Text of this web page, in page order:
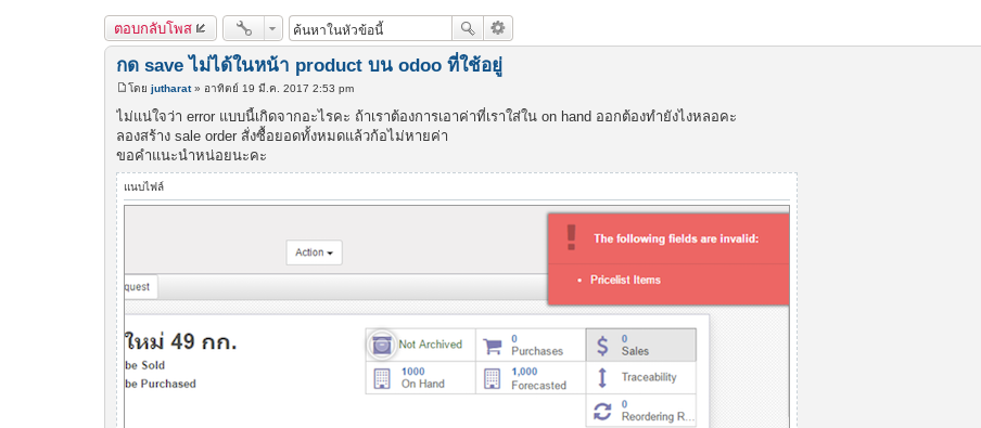
ตอบกลับโพส
กด save ไม่ได้ในหน้า product บน odoo ที่ใช้อยู่
พ
ส
ต์
โดย jutharat» อาทิตย์ 19 มี.ค. 2017 2:53 pm
ไม่แน่ใจว่า error แบบนี้เกิดจากอะไรคะ ถ้าเราต้องการเอาค่าที่เราใส่ใน on hand ออกต้องทำยังไงหลอคะ
ลองสร้าง sale order สั่งซื้อยอดทั้งหมดแล้วก้อไม่หายค่า
ขอคำแนะนำหน่อยนะคะ
แนบไฟล์